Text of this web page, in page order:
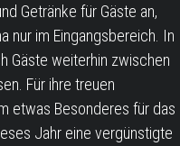
Getränke für Gäste an,
nur im Eingangsbereich. In
Gäste weiterhin zwischen
Für ihre treuen
etwas Besonderes für das
Jahr eine vergünstigte